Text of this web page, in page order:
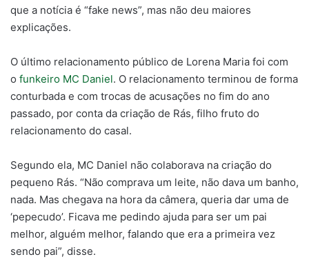
que a notícia é “fake news”, mas não deu maiores
explicações.
O último relacionamento público de Lorena Maria foi com
o funkeiro MC Daniel. O relacionamento terminou de forma
conturbada e com trocas de acusações no fim do ano
passado, por conta da criação de Rás, filho fruto do
relacionamento do casal.
Segundo ela, MC Daniel não colaborava na criação do
pequeno Rás. “Não comprava um leite, não dava um banho,
nada. Mas chegava na hora da câmera, queria dar uma de
‘pepecudo’. Ficava me pedindo ajuda para ser um pai
melhor, alguém melhor, falando que era a primeira vez
sendo pai”, disse.